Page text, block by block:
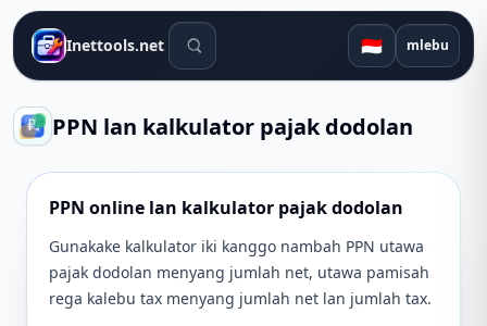
Inettools.net Alat telusuran 🇮🇩 mlebu
PPN lan kalkulator pajak dodolan
PPN online lan kalkulator pajak dodolan
Gunakake kalkulator iki kanggo nambah PPN utawa
pajak dodolan menyang jumlah net, utawa pamisah
rega kalebu tax menyang jumlah net lan jumlah tax.